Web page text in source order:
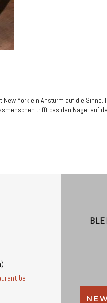
York ein Ansturm auf die
trifft das den Nagel auf